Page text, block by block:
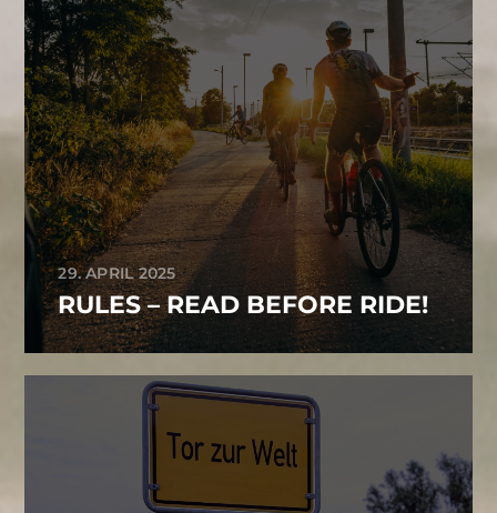
29. APRIL 2025
RULES – READ BEFORE RIDE!